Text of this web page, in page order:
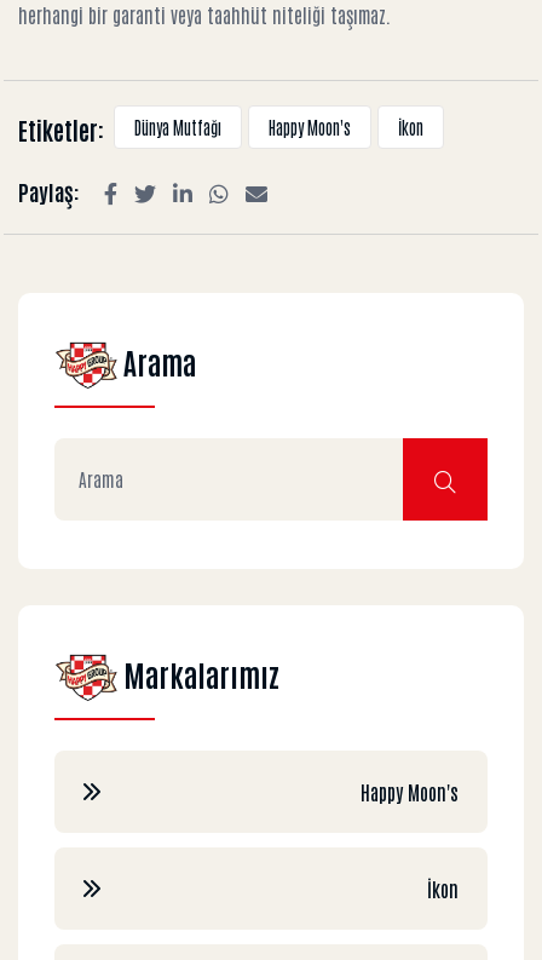
herhangi bir garanti veya taahhüt niteliği taşımaz.
Etiketler: Dünya Mutfağı Happy Moon's İkon
Paylaş:
Arama
Markalarımız
Happy Moon's
İkon